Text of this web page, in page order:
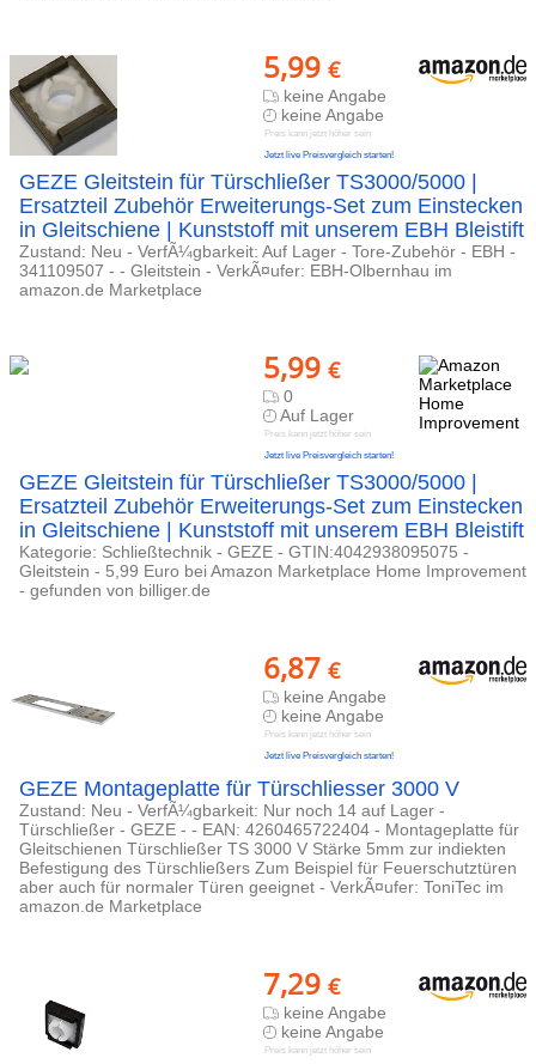
5,99 €
keine Angabe
keine Angabe
Preis kann jetzt höher sein
Jetzt live Preisvergleich starten!
GEZE Gleitstein für Türschließer TS3000/5000 |
Ersatzteil Zubehör Erweiterungs-Set zum Einstecken
in Gleitschiene | Kunststoff mit unserem EBH Bleistift
Zustand: Neu - VerfÃ¼gbarkeit: Auf Lager - Tore-Zubehör - EBH -
341109507 - - Gleitstein - VerkÃ¤ufer: EBH-Olbernhau im
amazon.de Marketplace
5,99 €
0
Auf Lager
Preis kann jetzt höher sein
Jetzt live Preisvergleich starten!
GEZE Gleitstein für Türschließer TS3000/5000 |
Ersatzteil Zubehör Erweiterungs-Set zum Einstecken
in Gleitschiene | Kunststoff mit unserem EBH Bleistift
Kategorie: Schließtechnik - GEZE - GTIN:4042938095075 -
Gleitstein - 5,99 Euro bei Amazon Marketplace Home Improvement
- gefunden von billiger.de
6,87 €
keine Angabe
keine Angabe
Preis kann jetzt höher sein
Jetzt live Preisvergleich starten!
GEZE Montageplatte für Türschliesser 3000 V
Zustand: Neu - VerfÃ¼gbarkeit: Nur noch 14 auf Lager -
Türschließer - GEZE - - EAN: 4260465722404 - Montageplatte für
Gleitschienen Türschließer TS 3000 V Stärke 5mm zur indiekten
Befestigung des Türschließers Zum Beispiel für Feuerschutztüren
aber auch für normaler Türen geeignet - VerkÃ¤ufer: ToniTec im
amazon.de Marketplace
7,29 €
keine Angabe
keine Angabe
Preis kann jetzt höher sein